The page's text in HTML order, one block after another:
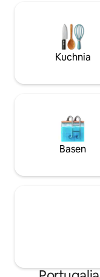
uzyskać więcej
bezpośrednio z
willa zbudowana
imponującej skale z
piersiach widokiem
powiększony o
konstrukcję, z
otoczenie . Widać
de Sintra, do
Serra de Sintra i jej
supermarket i
z 2 sypialniami,
całkowicie
roztacza się
Kuchnia
Basen